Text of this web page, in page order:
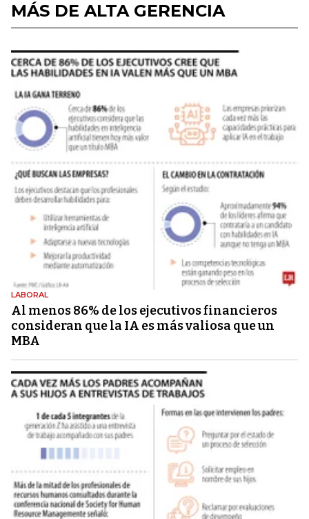
MÁS DE ALTA GERENCIA
LABORAL
Al menos 86% de los ejecutivos financieros
consideran que la IA es más valiosa que un
MBA